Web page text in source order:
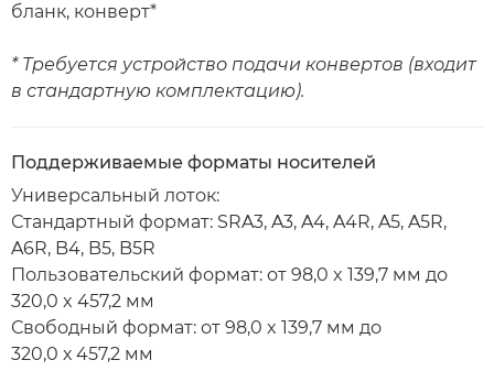
бланк, конверт*
* Требуется устройство подачи конвертов (входит
в стандартную комплектацию).
Поддерживаемые форматы носителей
Универсальный лоток:
Стандартный формат: SRA3, A3, A4, A4R, A5, A5R,
A6R, B4, B5, B5R
Пользовательский формат: от 98,0 x 139,7 мм до
320,0 x 457,2 мм
Свободный формат: от 98,0 x 139,7 мм до
320,0 х 457,2 мм